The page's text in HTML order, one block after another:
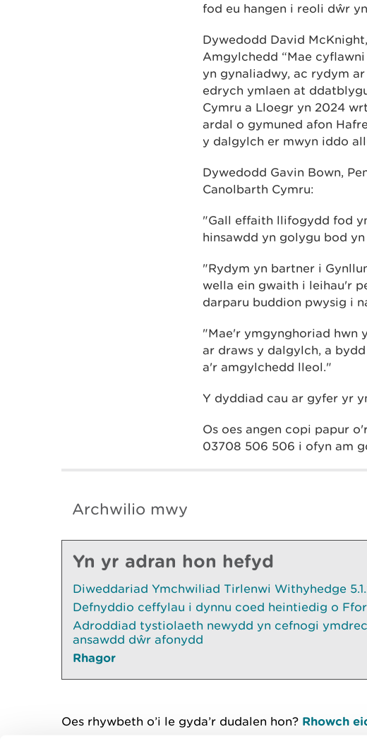
fod eu hangen i reoli dŵr
Dywedodd David
Amgylchedd “Mae
yn gynaliadwy, ac rydym
edrych ymlaen at
Cymru a Lloegr yn 2024
ardal o gymuned afon
y dalgylch er mwyn iddo
Dywedodd Gavin Bown,
Canolbarth Cymru:
"Gall effaith llifogydd fod
hinsawdd yn golygu bod
"Rydym yn bartner i
wella ein gwaith i leihau'r
darparu buddion pwysig i
"Mae'r ymgynghoriad hwn
ar draws y dalgylch, a
a'r amgylchedd lleol."
Y dyddiad cau ar gyfer yr
Os oes angen copi papur
03708 506 506 i ofyn am
Archwilio mwy
Yn yr adran hon hefyd
Diweddariad Ymchwiliad Tirlenwi Withyhedge
Defnyddio ceffylau i dynnu coed heintiedig o
Adroddiad tystiolaeth newydd yn cefnogi
ansawdd dŵr afonydd
Rhagor
Oes rhywbeth o’i le gyda’r dudalen hon? Rhowch